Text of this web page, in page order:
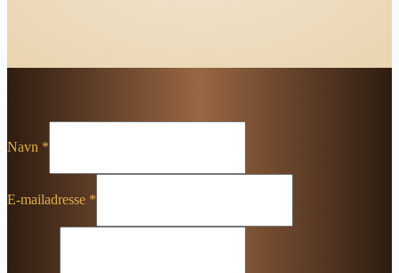
Navn *
E-mailadresse *